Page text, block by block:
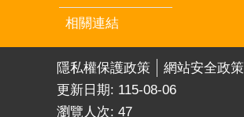
相關連結
隱私權保護政策 網站安全政策
更新日期: 115-08-06
瀏覽人次: 47